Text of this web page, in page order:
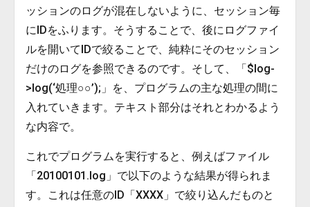
ッションのログが混在しないように、セッション毎
にIDをふります。そうすることで、後にログファイ
ルを開いてIDで絞ることで、純粋にそのセッション
だけのログを参照できるのです。そして、「$log-
>log(‘処理○○’);」を、プログラムの主な処理の間に
入れていきます。テキスト部分はそれとわかるよう
な内容で。
これでプログラムを実行すると、例えばファイル
「20100101.log」で以下のような結果が得られま
す。これは任意のID「XXXX」で絞り込んだものと